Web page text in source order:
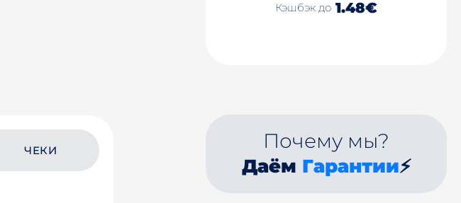
Кэшбэк до 1.48€
ЧЕКИ Почему мы?
Даём Гарантии⚡